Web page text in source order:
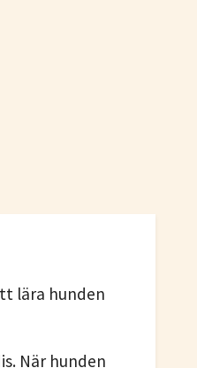
lära hunden
När hunden